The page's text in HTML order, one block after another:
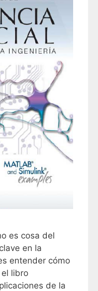
es cosa del
en la
entender cómo
libro
de la